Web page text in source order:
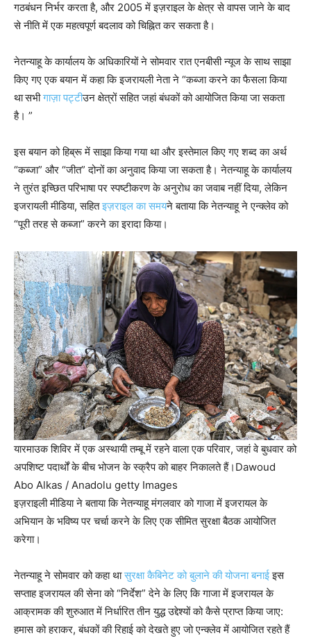
गठबंधन निर्भर करता है, और 2005 में इज़राइल के क्षेत्र से वापस जाने के बाद
से नीति में एक महत्वपूर्ण बदलाव को चिह्नित कर सकता है।
नेतन्याहू के कार्यालय के अधिकारियों ने सोमवार रात एनबीसी न्यूज के साथ साझा
किए गए एक बयान में कहा कि इजरायली नेता ने “कब्जा करने का फैसला किया
थासभीगाज़ा पट्टीउन क्षेत्रों सहित जहां बंधकों को आयोजित किया जा सकता
है। ”
इस बयान को हिब्रू में साझा किया गया था और इस्तेमाल किए गए शब्द का अर्थ
“कब्जा” और “जीत” दोनों का अनुवाद किया जा सकता है। नेतन्याहू के कार्यालय
ने तुरंत इच्छित परिभाषा पर स्पष्टीकरण के अनुरोध का जवाब नहीं दिया, लेकिन
इजरायली मीडिया, सहितइज़राइल का समयने बताया कि नेतन्याहू ने एन्क्लेव को
“पूरी तरह से कब्जा” करने का इरादा किया।
यारमाउक शिविर में एक अस्थायी तम्बू में रहने वाला एक परिवार, जहां वे बुधवार को
अपशिष्ट पदार्थों के बीच भोजन के स्क्रैप को बाहर निकालते हैं। Dawoud
Abo Alkas / Anadolu getty Images
इज़राइली मीडिया ने बताया कि नेतन्याहू मंगलवार को गाजा में इजरायल के
अभियान के भविष्य पर चर्चा करने के लिए एक सीमित सुरक्षा बैठक आयोजित
करेगा।
नेतन्याहू ने सोमवार को कहा थासुरक्षा कैबिनेट को बुलाने की योजना बनाईइस
सप्ताह इजरायल की सेना को “निर्देश” देने के लिए कि गाजा में इजरायल के
आक्रामक की शुरुआत में निर्धारित तीन युद्ध उद्देश्यों को कैसे प्राप्त किया जाए:
हमास को हराकर, बंधकों की रिहाई को देखते हुए जो एन्क्लेव में आयोजित रहते हैं